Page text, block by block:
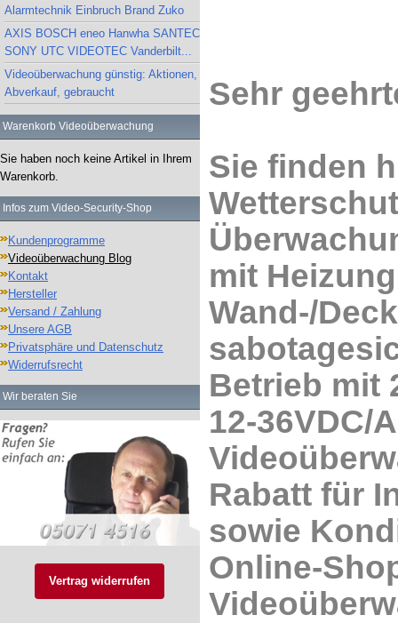
Alarmtechnik Einbruch Brand Zuko
AXIS BOSCH eneo Hanwha SANTEC
SONY UTC VIDEOTEC Vanderbilt...
Videoüberwachung günstig: Aktionen,
Abverkauf, gebraucht
Warenkorb Videoüberwachung
Sie haben noch keine Artikel in Ihrem
Warenkorb.
Infos zum Video-Security-Shop
Kundenprogramme
Videoüberwachung Blog
Kontakt
Hersteller
Versand / Zahlung
Unsere AGB
Privatsphäre und Datenschutz
Widerrufsrecht
Wir beraten Sie
Vertrag widerrufen
Sehr
Sie finden
mit
Wand-/
Betrieb mit
12-36VDC/
Rabatt für
sowie
Online-